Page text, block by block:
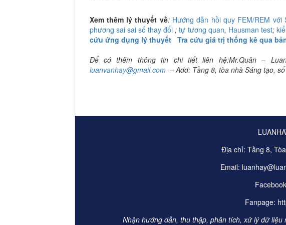
Xem thêm lý thuyết về: Hướng dẫn hồi quy FEM/REM với
phương sai sai số thay đổi ;tự tương quan, Hausman test;
cứu ứng dụng lý thuyết
Tra cứu giá trị thống kê qua
Để có thêm thông tin chi tiết liên hệ:Mr.Quân –
luanvanhay@gmail.com – Add: Tầng 8, tòa nhà Sáng tạo,
Địa chỉ: Tầng 8,
Email:
Fanpage:
Nhận hướng dẫn, thu thập, phân tích, xử lý dữ